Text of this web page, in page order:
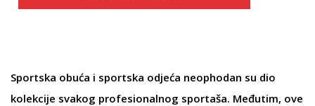
Sportska obuća i sportska odjeća neophodan su dio
kolekcije svakog profesionalnog sportaša. Međutim, ove